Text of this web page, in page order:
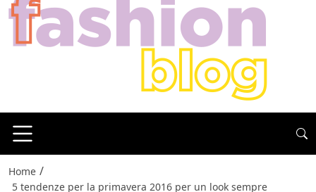
Home /
5 tendenze per la primavera 2016 per un look sempre